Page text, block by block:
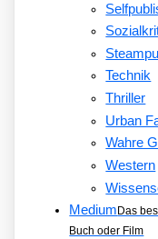
Technik
Thriller
Urban
Wahre
Western
Medium Das
Buch oder Film